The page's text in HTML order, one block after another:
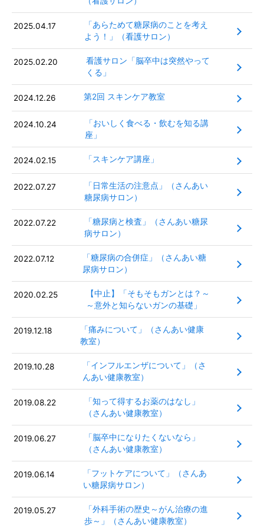
2025.04.17
「あらためて糖尿病のことを考え
よう！」（看護サロン）
2025.02.20
看護サロン「脳卒中は突然やって
くる」
2024.12.26 第2回 スキンケア教室
2024.10.24
「おいしく食べる・飲むを知る講
座」
2024.02.15 「スキンケア講座」
2022.07.27
「日常生活の注意点」（さんあい
糖尿病サロン）
2022.07.22
「糖尿病と検査」（さんあい糖尿
病サロン）
2022.07.12
「糖尿病の合併症」（さんあい糖
尿病サロン）
2020.02.25
【中止】「そもそもガンとは？～
～意外と知らないガンの基礎」
2019.12.18
「痛みについて」（さんあい健康
教室）
2019.10.28
「インフルエンザについて」（さ
んあい健康教室）
2019.08.22
「知って得するお薬のはなし」
（さんあい健康教室）
2019.06.27
「脳卒中になりたくないなら」
（さんあい健康教室）
2019.06.14
「フットケアについて」（さんあ
い糖尿病サロン）
2019.05.27
「外科手術の歴史～がん治療の進
歩～」（さんあい健康教室）